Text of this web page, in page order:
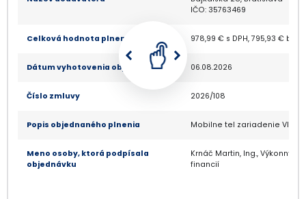
IČO: 35763469
Celková hodnota plnenia 978,99 € s DPH, 795,93 € bez
Dátum vyhotovenia objednávky 06.08.2026
Číslo zmluvy 2026/108
Popis objednaného plnenia Mobilne tel zariadenie
Meno osoby, ktorá podpísala
objednávku
Krnáč Martin, Ing., Výkonný
financií